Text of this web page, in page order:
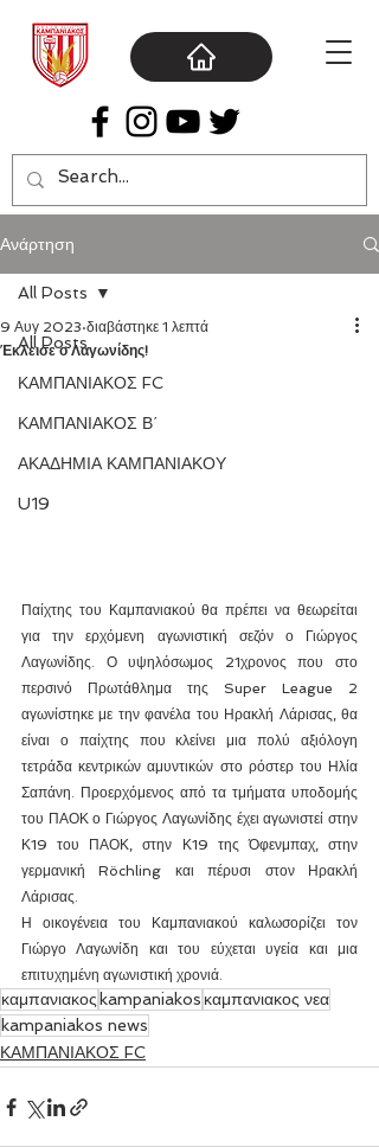
Ανάρτηση
All Posts
ΚΑΜΠΑΝΙΑΚΟΣ FC
ΚΑΜΠΑΝΙΑΚΟΣ Β΄
ΑΚΑΔΗΜΙΑ ΚΑΜΠΑΝΙΑΚΟΥ
U19
All Posts
Έκλεισε ο Λαγωνίδης!
9 Αυγ 2023 διαβάστηκε 1 λεπτά
Παίχτης του Καμπανιακού θα πρέπει να θεωρείται
για την ερχόμενη αγωνιστική σεζόν ο Γιώργος
Λαγωνίδης. Ο υψηλόσωμος 21χρονος που στο
περσινό Πρωτάθλημα της Super League 2
αγωνίστηκε με την φανέλα του Ηρακλή Λάρισας, θα
είναι ο παίχτης που κλείνει μια πολύ αξιόλογη
τετράδα κεντρικών αμυντικών στο ρόστερ του Ηλία
Σαπάνη. Προερχόμενος από τα τμήματα υποδομής
του ΠΑΟΚ ο Γιώργος Λαγωνίδης έχει αγωνιστεί στην
Κ19 του ΠΑΟΚ, στην Κ19 της Όφενμπαχ, στην
γερμανική Röchling και πέρυσι στον Ηρακλή
Λάρισας.
Η οικογένεια του Καμπανιακού καλωσορίζει τον
Γιώργο Λαγωνίδη και του εύχεται υγεία και μια
επιτυχημένη αγωνιστική χρονιά.
καμπανιακος kampaniakos καμπανιακος νεα
kampaniakos news
ΚΑΜΠΑΝΙΑΚΟΣ FC